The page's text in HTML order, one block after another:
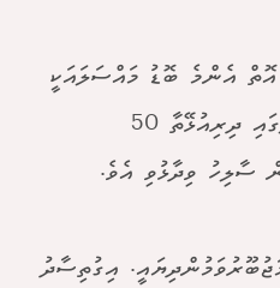
އޮތް އެންމެ ބޮޑު މައްސަލައަކީ
މާލެއަށް މީހުން ގިނަވުން،" މާލޭގައި ދިރިއުޅޭތާ 50
ސާލިހު ވިދާޅުވި އެވެ.
އިގުތިސާދު